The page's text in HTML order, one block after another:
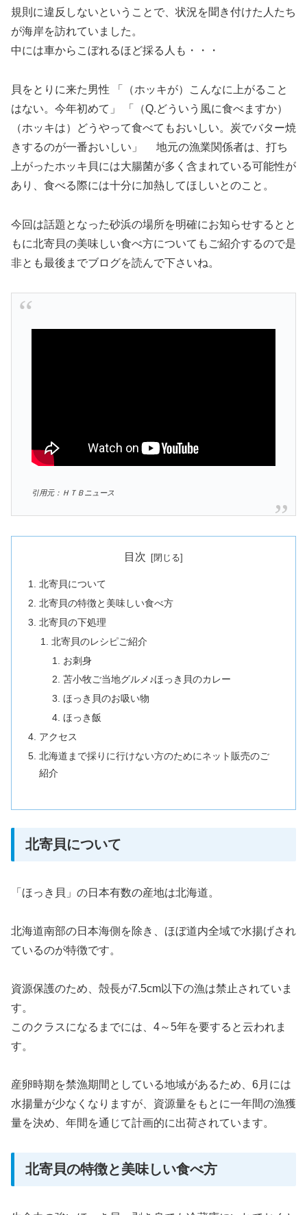
規則に違反しないということで、状況を聞き付けた人たち
が海岸を訪れていました。
中には車からこぼれるほど採る人も・・・
貝をとりに来た男性 「（ホッキが）こんなに上がること
はない。今年初めて」 「（Q.どういう風に食べますか）
（ホッキは）どうやって食べてもおいしい。炭でバター焼
きするのが一番おいしい」 地元の漁業関係者は、打ち
上がったホッキ貝には大腸菌が多く含まれている可能性が
あり、食べる際には十分に加熱してほしいとのこと。
今回は話題となった砂浜の場所を明確にお知らせするとと
もに北寄貝の美味しい食べ方についてもご紹介するので是
非とも最後までブログを読んで下さいね。
引用元：ＨＴＢニュース
目次
北寄貝について
北寄貝の特徴と美味しい食べ方
北寄貝の下処理
北寄貝のレシピご紹介
お刺身
苫小牧ご当地グルメ♪ほっき貝のカレー
ほっき貝のお吸い物
ほっき飯
アクセス
北海道まで採りに行けない方のためにネット販売のご
紹介
北寄貝について
「ほっき貝」の日本有数の産地は北海道。
北海道南部の日本海側を除き、ほぼ道内全域で水揚げされ
ているのが特徴です。
資源保護のため、殻長が7.5cm以下の漁は禁止されていま
す。
このクラスになるまでには、4～5年を要すると云われま
す。
産卵時期を禁漁期間としている地域があるため、6月には
水揚量が少なくなりますが、資源量をもとに一年間の漁獲
量を決め、年間を通じて計画的に出荷されています。
北寄貝の特徴と美味しい食べ方